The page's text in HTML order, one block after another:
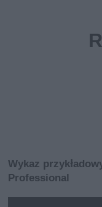
Wykaz
Professional